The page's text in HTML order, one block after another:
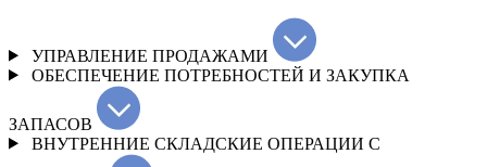
УПРАВЛЕНИЕ ПРОДАЖАМИ
ОБЕСПЕЧЕНИЕ ПОТРЕБНОСТЕЙ И ЗАКУПКА
ЗАПАСОВ
ВНУТРЕННИЕ СКЛАДСКИЕ ОПЕРАЦИИ С